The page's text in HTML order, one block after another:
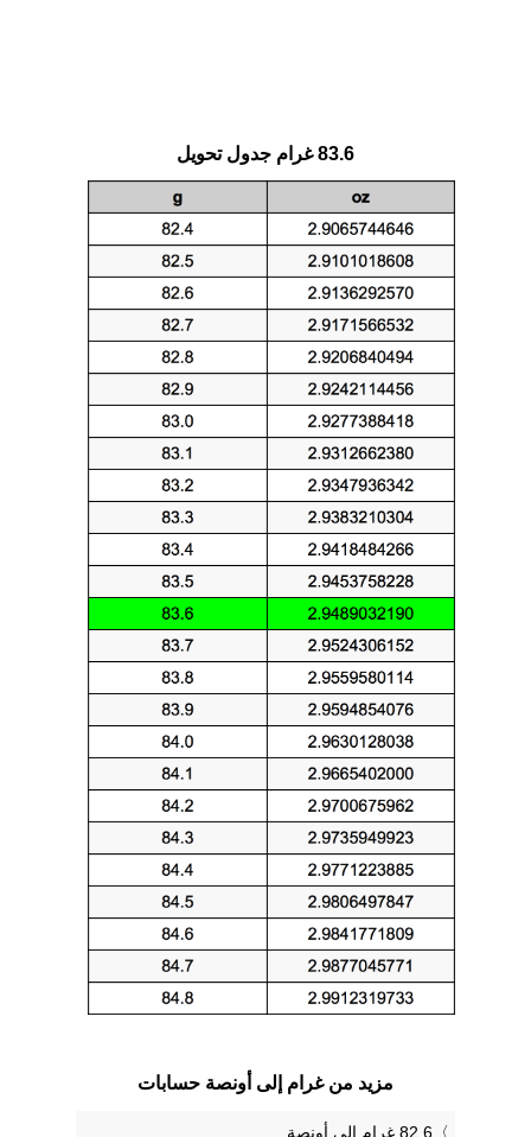
83.6 غرام جدول تحويل
مزيد من غرام إلى أونصة حسابات
82.6 غرام إلى أونصة